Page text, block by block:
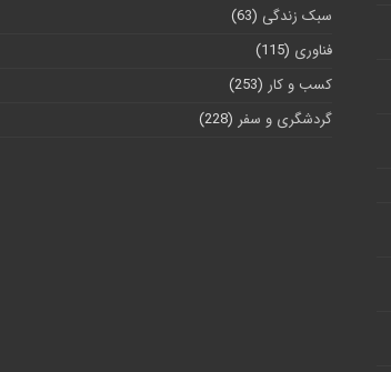
سبک زندگی (63)
فناوری (115)
کسب و کار (253)
گردشگری و سفر (228)